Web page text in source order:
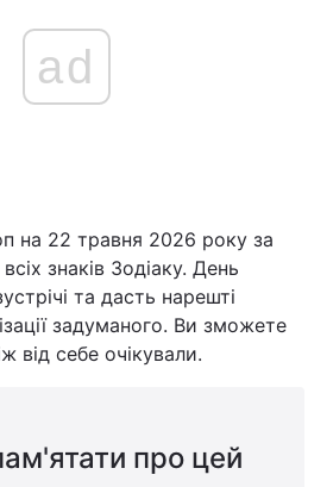
ad
на 22 травня 2026 року за
знаків Зодіаку. День
та дасть нарешті
задуманого. Ви зможете
від себе очікували.
про цей